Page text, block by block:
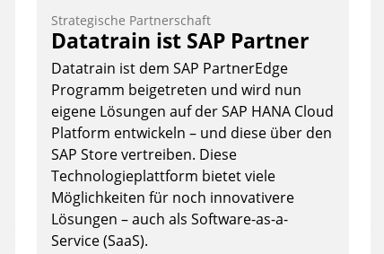
Strategische Partnerschaft
Datatrain ist SAP Partner
Datatrain ist dem SAP PartnerEdge
Programm beigetreten und wird nun
eigene Lösungen auf der SAP HANA Cloud
Platform entwickeln – und diese über den
SAP Store vertreiben. Diese
Technologieplattform bietet viele
Möglichkeiten für noch innovativere
Lösungen – auch als Software-as-a-
Service (SaaS).